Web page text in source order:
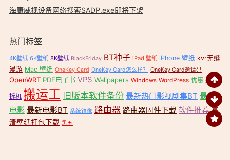
海康威视设备网络搜索SADP.exe即将下架
热门标签
4K壁纸 6K壁纸 8K壁纸 BlackFriday BT种子 iPad 壁纸 iPhone 壁纸 kvr无缝
漫游 Mac 壁纸 OneKey Card OneKey Card怎么样？ OneKey Card邀请码
OpenWRT PDF电子书 VPS Wallpapers Windows WordPress 优惠 壁纸
拆机 搬运工 旧版本软件备份 最新热门影视剧集BT 最新
电影 最新电影BT 系统镜像 路由器 路由器固件下载 软件推荐 高
清壁纸打包下载 黑五